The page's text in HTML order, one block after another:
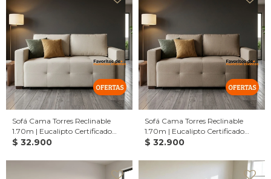
Sofá Cama Torres Reclinable
1.70m | Eucalipto Certificado
CARB | Cama 1.90x1.40m -
$ 32.900
Sofá Cama Torres Reclinable
1.70m | Eucalipto Certificado
CARB | Cama 1.90x1.40m -
$ 32.900